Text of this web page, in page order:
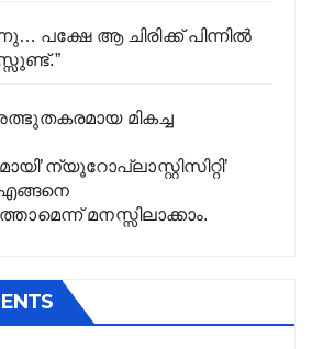
പക്ഷേ ആ ചിരിക്ക് പിന്നിൽ
മികച്ച
മനസ്സിലാക്കാം.